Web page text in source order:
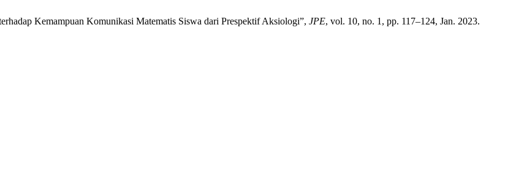
Kemampuan Komunikasi Matematis Siswa dari Prespektif Aksiologi”, JPE, vol. 10, no. 1, pp. 117–124, Jan. 2023.